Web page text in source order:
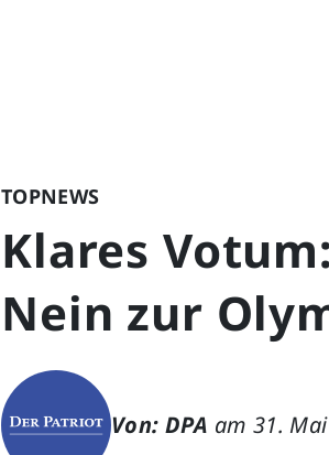
TOPNEWS
Klares
Nein zur
Von: DPA am 31.